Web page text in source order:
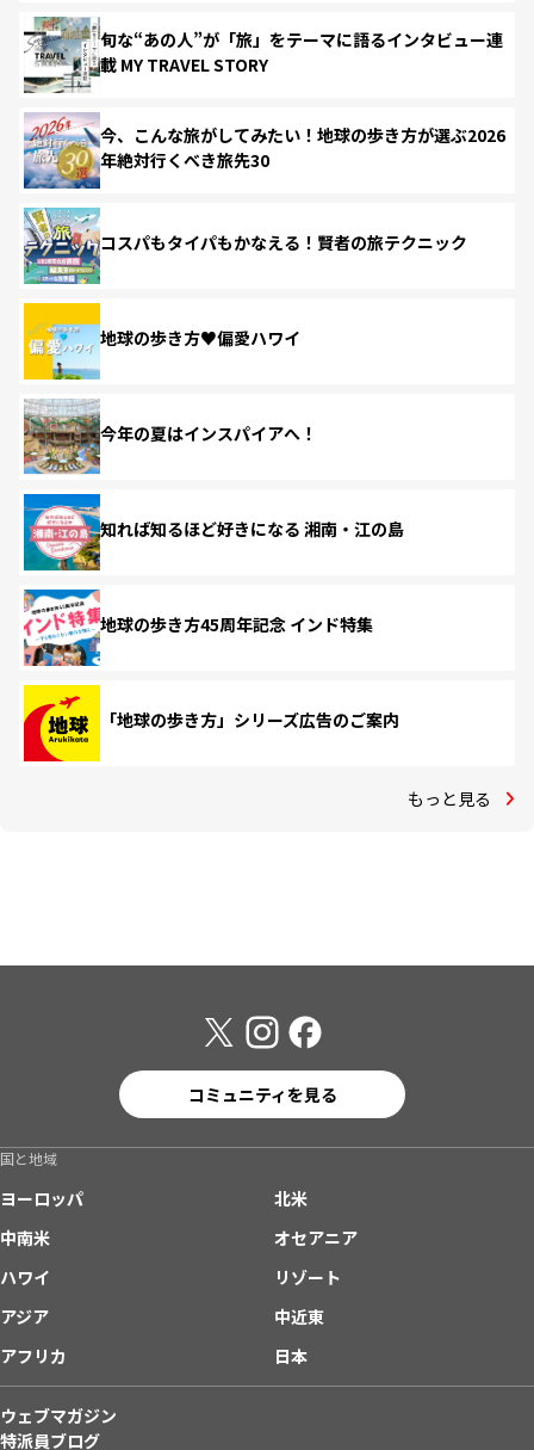
旬な“あの人”が「旅」をテーマに語るインタビュー連
載 MY TRAVEL STORY
今、こんな旅がしてみたい！地球の歩き方が選ぶ2026
年絶対行くべき旅先30
コスパもタイパもかなえる！賢者の旅テクニック
地球の歩き方♥偏愛ハワイ
今年の夏はインスパイアへ！
知れば知るほど好きになる 湘南・江の島
地球の歩き方45周年記念 インド特集
「地球の歩き方」シリーズ広告のご案内
もっと見る
コミュニティを見る
国と地域
ヨーロッパ
北米
中南米
オセアニア
ハワイ
リゾート
アジア
中近東
アフリカ
日本
ウェブマガジン
特派員ブログ